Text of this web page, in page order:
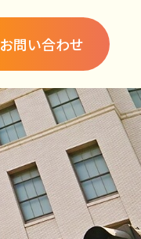
お問い合わせ